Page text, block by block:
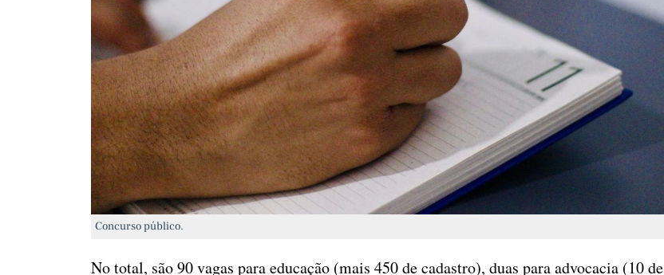
Concurso público.
No total, são 90 vagas para educação (mais 450 de cadastro), duas para advocacia (10 de